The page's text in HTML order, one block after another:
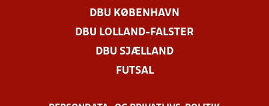
DBU KØBENHAVN
DBU LOLLAND-FALSTER
DBU SJÆLLAND
FUTSAL